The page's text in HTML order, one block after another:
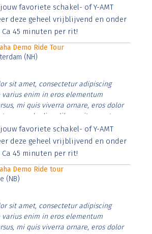
et justo cursus id rutrum lorem
sem vitae risus tristique posuere.
favoriete schakel- of Y-AMT
deze geheel vrijblijvend en onder
45 minuten per rit!
Demo Ride Tour
(NH)
sit amet, consectetur adipiscing
varius enim in eros elementum
mi quis viverra ornare, eros dolor
commodo diam libero vitae erat.
et justo cursus id rutrum lorem
sem vitae risus tristique posuere.
favoriete schakel- of Y-AMT
deze geheel vrijblijvend en onder
45 minuten per rit!
Demo Ride tour
(NB)
sit amet, consectetur adipiscing
varius enim in eros elementum
mi quis viverra ornare, eros dolor